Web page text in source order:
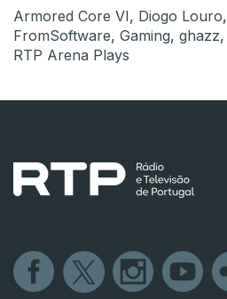
Armored Core VI, Diogo Louro,
FromSoftware, Gaming, ghazz,
RTP Arena Plays